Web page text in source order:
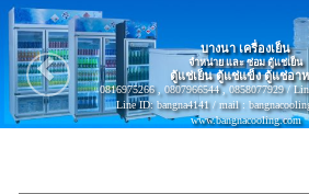
บางนา เครื่องเย็น
จำหน่าย และ ซ่อม ตู้แช่เย็น
ตู้แช่เย็น ตู้แช่แข็ง ตู้แช่อา
0816975266 , 0807966544 , 0858077929 /
Line ID: bangna4141 / mail :
www.bangnacooling.com
Previous